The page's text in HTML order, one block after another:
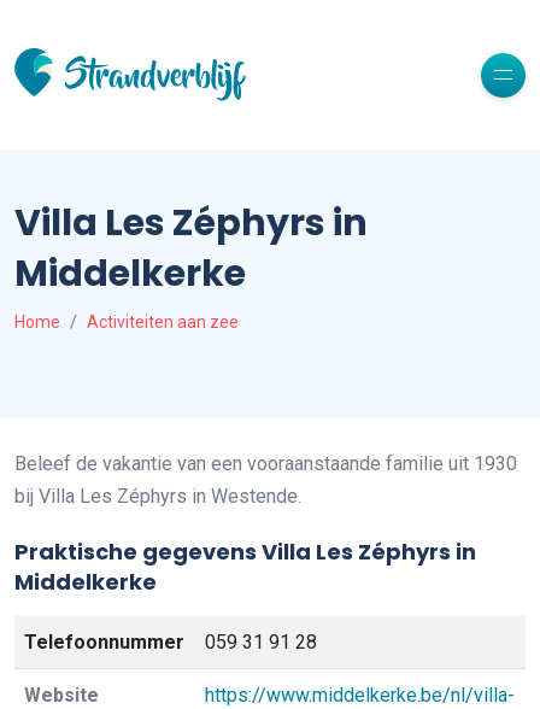
Villa Les Zéphyrs in
Middelkerke
Home Activiteiten aan zee
Beleef de vakantie van een vooraanstaande familie uit 1930
bij Villa Les Zéphyrs in Westende.
Praktische gegevens Villa Les Zéphyrs in
Middelkerke
Telefoonnummer 059 31 91 28
Website
https://www.middelkerke.be/nl/villa-